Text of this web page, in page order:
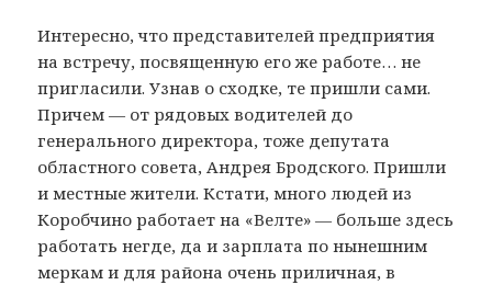
Интересно, что представителей предприятия
на встречу, посвященную его же работе… не
пригласили. Узнав о сходке, те пришли сами.
Причем — от рядовых водителей до
генерального директора, тоже депутата
областного совета, Андрея Бродского. Пришли
и местные жители. Кстати, много людей из
Коробчино работает на «Велте» — больше здесь
работать негде, да и зарплата по нынешним
меркам и для района очень приличная, в